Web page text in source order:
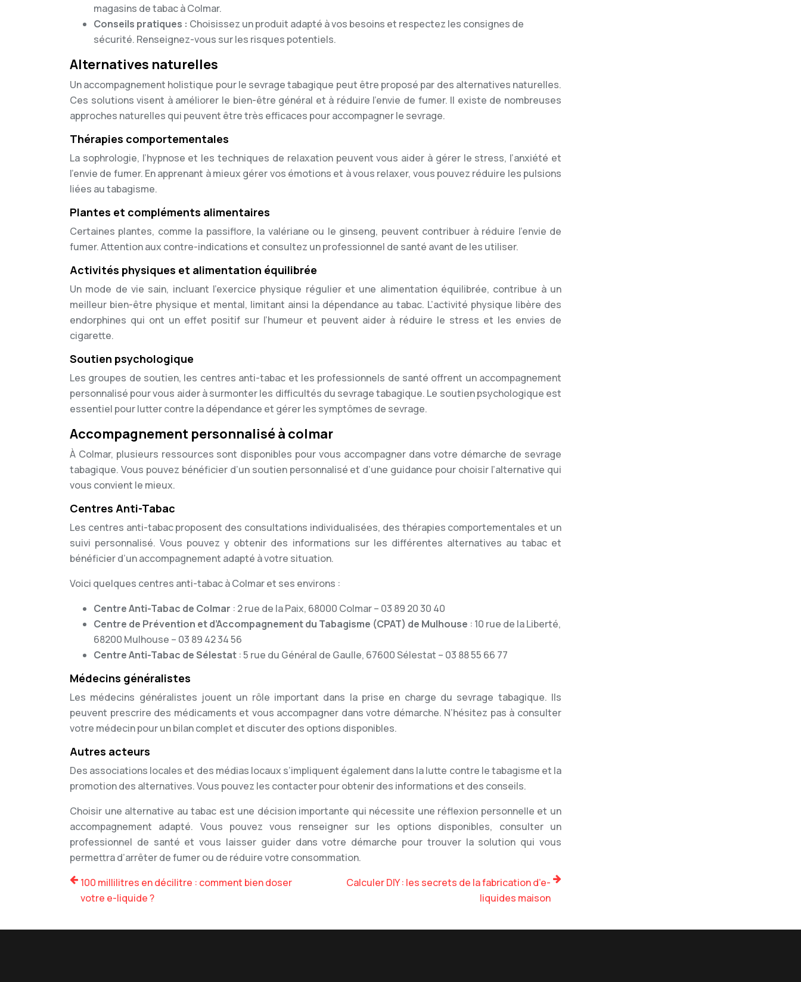
magasins de tabac à Colmar.
Conseils pratiques : Choisissez un produit adapté à vos besoins et respectez les consignes de
sécurité. Renseignez-vous sur les risques potentiels.
Alternatives naturelles
Un accompagnement holistique pour le sevrage tabagique peut être proposé par des alternatives naturelles.
Ces solutions visent à améliorer le bien-être général et à réduire l’envie de fumer. Il existe de nombreuses
approches naturelles qui peuvent être très efficaces pour accompagner le sevrage.
Thérapies comportementales
La sophrologie, l’hypnose et les techniques de relaxation peuvent vous aider à gérer le stress, l’anxiété et
l’envie de fumer. En apprenant à mieux gérer vos émotions et à vous relaxer, vous pouvez réduire les pulsions
liées au tabagisme.
Plantes et compléments alimentaires
Certaines plantes, comme la passiflore, la valériane ou le ginseng, peuvent contribuer à réduire l’envie de
fumer. Attention aux contre-indications et consultez un professionnel de santé avant de les utiliser.
Activités physiques et alimentation équilibrée
Un mode de vie sain, incluant l’exercice physique régulier et une alimentation équilibrée, contribue à un
meilleur bien-être physique et mental, limitant ainsi la dépendance au tabac. L’activité physique libère des
endorphines qui ont un effet positif sur l’humeur et peuvent aider à réduire le stress et les envies de
cigarette.
Soutien psychologique
Les groupes de soutien, les centres anti-tabac et les professionnels de santé offrent un accompagnement
personnalisé pour vous aider à surmonter les difficultés du sevrage tabagique. Le soutien psychologique est
essentiel pour lutter contre la dépendance et gérer les symptômes de sevrage.
Accompagnement personnalisé à colmar
À Colmar, plusieurs ressources sont disponibles pour vous accompagner dans votre démarche de sevrage
tabagique. Vous pouvez bénéficier d’un soutien personnalisé et d’une guidance pour choisir l’alternative qui
vous convient le mieux.
Centres Anti-Tabac
Les centres anti-tabac proposent des consultations individualisées, des thérapies comportementales et un
suivi personnalisé. Vous pouvez y obtenir des informations sur les différentes alternatives au tabac et
bénéficier d’un accompagnement adapté à votre situation.
Voici quelques centres anti-tabac à Colmar et ses environs :
Centre Anti-Tabac de Colmar : 2 rue de la Paix, 68000 Colmar – 03 89 20 30 40
Centre de Prévention et d’Accompagnement du Tabagisme (CPAT) de Mulhouse : 10 rue de la Liberté,
68200 Mulhouse – 03 89 42 34 56
Centre Anti-Tabac de Sélestat : 5 rue du Général de Gaulle, 67600 Sélestat – 03 88 55 66 77
Médecins généralistes
Les médecins généralistes jouent un rôle important dans la prise en charge du sevrage tabagique. Ils
peuvent prescrire des médicaments et vous accompagner dans votre démarche. N’hésitez pas à consulter
votre médecin pour un bilan complet et discuter des options disponibles.
Autres acteurs
Des associations locales et des médias locaux s’impliquent également dans la lutte contre le tabagisme et la
promotion des alternatives. Vous pouvez les contacter pour obtenir des informations et des conseils.
Choisir une alternative au tabac est une décision importante qui nécessite une réflexion personnelle et un
accompagnement adapté. Vous pouvez vous renseigner sur les options disponibles, consulter un
professionnel de santé et vous laisser guider dans votre démarche pour trouver la solution qui vous
permettra d’arrêter de fumer ou de réduire votre consommation.
100 millilitres en décilitre : comment bien doser
votre e-liquide ?
Calculer DIY : les secrets de la fabrication d’e-
liquides maison